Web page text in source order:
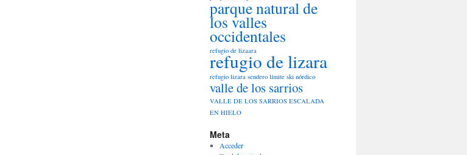
parque natural de
los valles
occidentales
refugio de lizaara
refugio de lizara
refugio lizara sendero límite ski nórdico
valle de los sarrios
VALLE DE LOS SARRIOS ESCALADA
EN HIELO
Meta
Acceder